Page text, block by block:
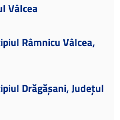
Vâlcea
Râmnicu Vâlcea,
Drăgășani, Județul